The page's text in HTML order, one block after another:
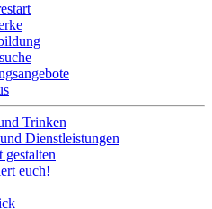
Trinken
Dienstleistungen
gestalten
euch!